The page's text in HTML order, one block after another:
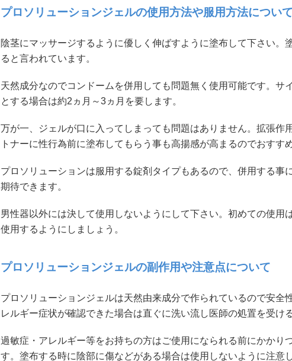
プロソリューションジェルの使用方法や服用方法について
陰茎にマッサージするように優しく伸ばすように塗布して下さい。
ると言われています。
天然成分なのでコンドームを併用しても問題無く使用可能です。サ
とする場合は約2ヵ月～3ヵ月を要します。
万が一、ジェルが口に入ってしまっても問題はありません。拡張作
トナーに性行為前に塗布してもらう事も高揚感が高まるのでおすす
プロソリューションは服用する錠剤タイプもあるので、併用する事
期待できます。
男性器以外には決して使用しないようにして下さい。初めての使用
使用するようにしましょう。
プロソリューションジェルの副作用や注意点について
プロソリューションジェルは天然由来成分で作られているので安全
レルギー症状が確認できた場合は直ぐに洗い流し医師の処置を受け
過敏症・アレルギー等をお持ちの方はご使用になられる前にかかり
す。塗布する時に陰部に傷などがある場合は使用しないように注意